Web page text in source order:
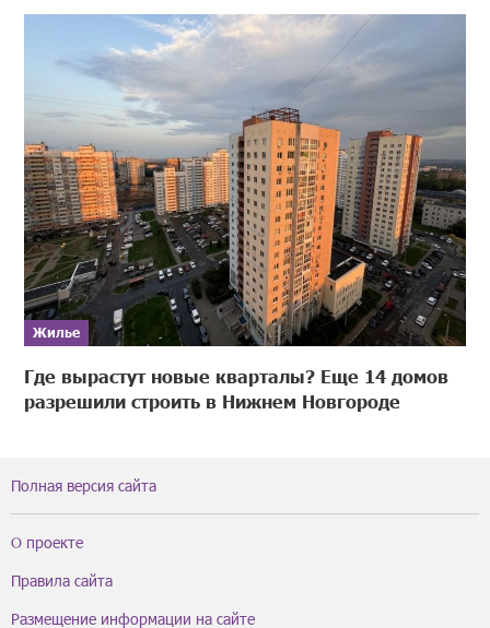
Жилье
Где вырастут новые кварталы? Еще 14 домов
разрешили строить в Нижнем Новгороде
Полная версия сайта
О проекте
Правила сайта
Размещение информации на сайте